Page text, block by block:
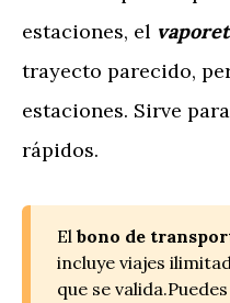
estaciones, el
trayecto parecido,
estaciones. Sirve
rápidos.
El bono de
incluye viajes
que se